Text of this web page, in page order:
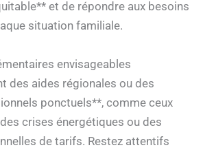
et de répondre aux besoins
situation familiale.
envisageables
des aides régionales ou des
ponctuels**, comme ceux
crises énergétiques ou des
de tarifs. Restez attentifs